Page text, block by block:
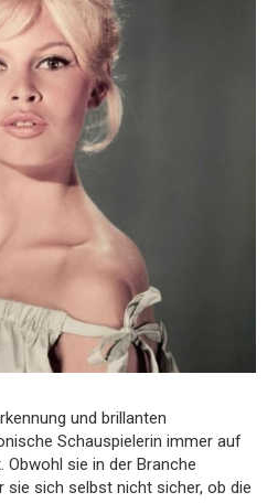
und brillanten
Schauspielerin immer auf
sie in der Branche
sich selbst nicht sicher, ob die